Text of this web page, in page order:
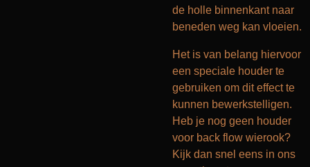
de holle binnenkant naar
beneden weg kan vloeien.
Het is van belang hiervoor
een speciale houder te
gebruiken om dit effect te
kunnen bewerkstelligen.
Heb je nog geen houder
voor back flow wierook?
Kijk dan snel eens in ons